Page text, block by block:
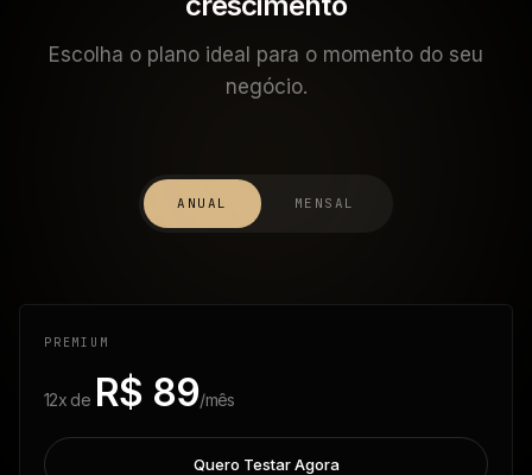
Escolha o plano ideal para o momento do seu
negócio.
ANUAL MENSAL
PREMIUM
12x de R$ 89/mês
Quero Testar Agora